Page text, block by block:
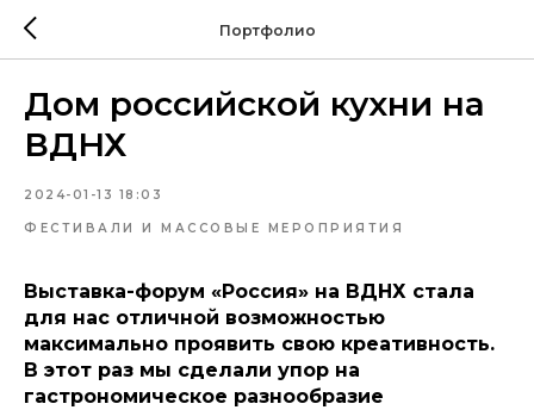
Портфолио
Дом российской кухни на
ВДНХ
2024-01-13 18:03
ФЕСТИВАЛИ И МАССОВЫЕ МЕРОПРИЯТИЯ
Выставка-форум «Россия» на ВДНХ стала
для нас отличной возможностью
максимально проявить свою креативность.
В этот раз мы сделали упор на
гастрономическое разнообразие